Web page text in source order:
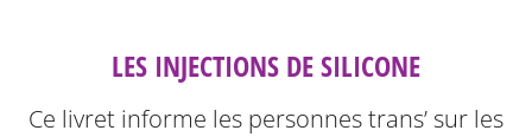
LES INJECTIONS DE SILICONE
Ce livret informe les personnes trans’ sur les